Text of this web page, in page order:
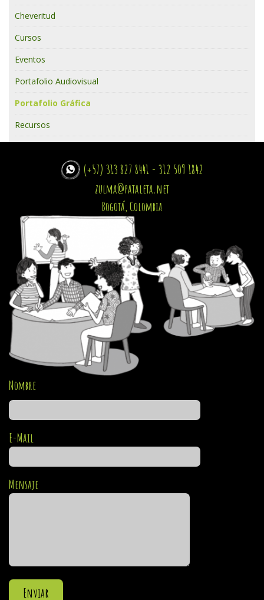
Cheveritud
Cursos
Eventos
Portafolio Audiovisual
Portafolio Gráfica
Recursos
(+57) 313 827 8441 - 312 509 1842
zulma@pataleta.net
Bogotá, Colombia
Nombre
E-Mail
Mensaje